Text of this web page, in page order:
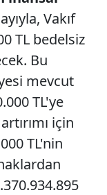
Vakıf
TL bedelsiz
Bu
mevcut
TL'ye
için
TL'nin